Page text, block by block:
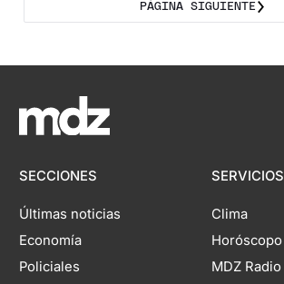
PÁGINA SIGUIENTE
SECCIONES
Últimas noticias
Economía
Policiales
SERVICIOS
Clima
Horóscopo
MDZ Radio